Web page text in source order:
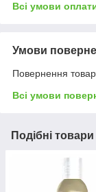
Всі умови
Умови
Повернення
Всі умови
Подібні товари